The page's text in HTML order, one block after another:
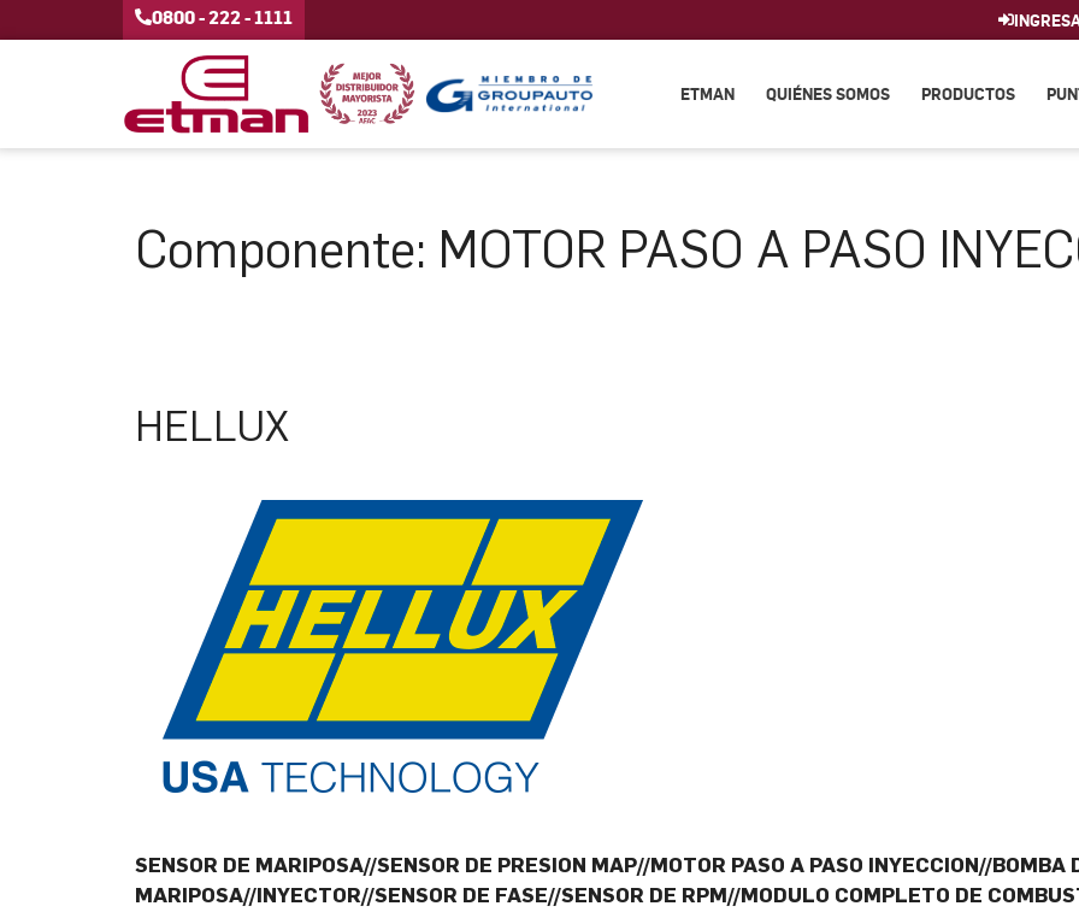
0800 - 222 - 1111
ETMAN QUIÉNES SOMOS PRODUCTOS
Componente: MOTOR PASO A PASO
HELLUX
SENSOR DE MARIPOSA//SENSOR DE PRESION MAP//MOTOR PASO A PASO INYECCION//BOMBA
MARIPOSA//INYECTOR//SENSOR DE FASE//SENSOR DE RPM//MODULO COMPLETO DE